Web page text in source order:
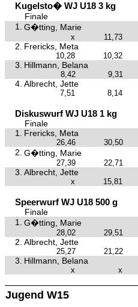
Kugelsto� WJ U18 3 kg
Finale
1.
G�tting, Marie
x 11,73
2. Frericks, Meta
10,28 10,32
3. Hillmann, Belana
8,42 9,31
4. Albrecht, Jette
7,51 8,14
Diskuswurf WJ U18 1 kg
Finale
1.
Frericks, Meta
26,46 30,50
2. G�tting, Marie
27,39 22,71
3. Albrecht, Jette
x 15,81
Speerwurf WJ U18 500 g
Finale
1.
G�tting, Marie
28,02 29,51
2. Albrecht, Jette
25,27 21,22
3. Hillmann, Belana
x x
Jugend W15